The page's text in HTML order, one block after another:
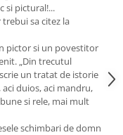
si pictural!...
sa citez la
pictor si un povestitor
„Din trecutul
un tratat de istorie
duios, aci mandru,
si rele, mai mult
schimbari de domn